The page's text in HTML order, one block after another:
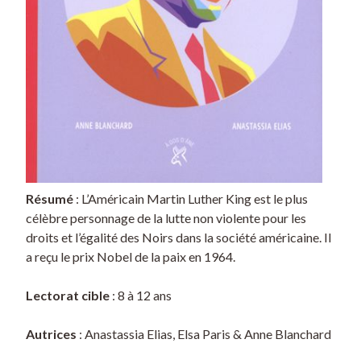
Résumé : L’Américain Martin Luther King est le plus
célèbre personnage de la lutte non violente pour les
droits et l’égalité des Noirs dans la société américaine. Il
a reçu le prix Nobel de la paix en 1964.
Lectorat cible : 8 à 12 ans
Autrices : Anastassia Elias, Elsa Paris & Anne Blanchard